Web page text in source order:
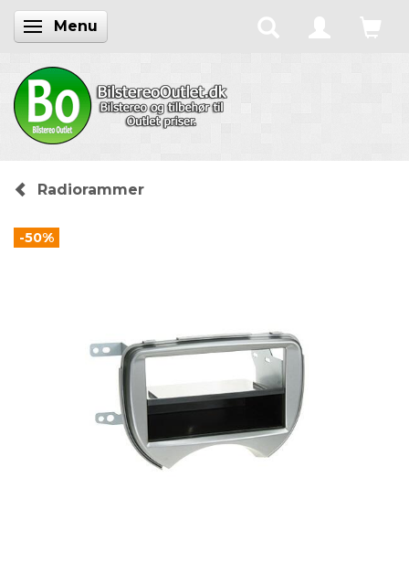
Skifte navigation
Menu
Radiorammer
-50%